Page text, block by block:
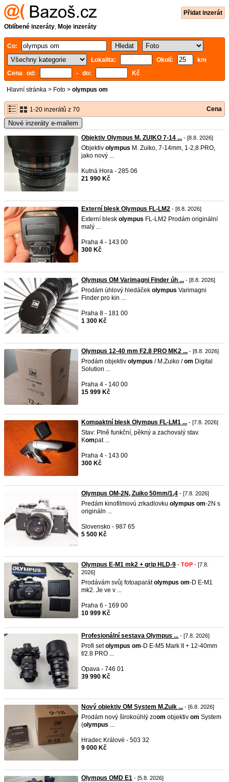
Přidat inzerát
Oblíbené inzeráty, Moje inzeráty
Co:
Lokalita:
Okolí:
km
Cena od:
- do: Kč
Hlavní stránka > Foto > olympus om
1-20 inzerátů z 70 Cena
Nové inzeráty e-mailem
Objektiv Olympus M. ZUIKO 7-14 ... - [8.8. 2026]
Objektiv olympus M. Zuiko, 7-14mm, 1-2,8 PRO,
jako nový ...
Kutná Hora - 285 06
21 990 Kč
Externí blesk Olympus FL-LM2 - [8.8. 2026]
Externí blesk olympus FL-LM2 Prodám originální
malý ...
Praha 4 - 143 00
300 Kč
Olympus OM Varimagni Finder úh ... - [8.8. 2026]
Prodám úhlový hledáček olympus Varimagni
Finder pro kin ...
Praha 8 - 181 00
1 300 Kč
Olympus 12-40 mm F2.8 PRO MK2 ... - [8.8. 2026]
Prodám objektiv olympus / M.Zuiko /om Digital
Solution ...
Praha 4 - 140 00
15 999 Kč
Kompaktní blesk Olympus FL-LM1 ... - [7.8. 2026]
Stav: Plně funkční, pěkný a zachovalý stav.
Kompat ...
Praha 4 - 143 00
300 Kč
Olympus OM-2N, Zuiko 50mm/1,4 - [7.8. 2026]
Predám kinofilmovú zrkadlovku olympus om-2N s
origináln ...
Slovensko - 987 65
5 500 Kč
Olympus E-M1 mk2 + grip HLD-9 - TOP - [7.8.
2026]
Prodávám svůj fotoaparátolympus om-D E-M1
mk2. Je ve v ...
Praha 6 - 169 00
10 999 Kč
Profesionální sestava Olympus ... - [7.8. 2026]
Profi setolympus om-D E-M5 Mark II + 12-40mm
f/2.8 PRO ...
Opava - 746 01
39 990 Kč
Nový objektiv OM System M.Zuik ... - [6.8. 2026]
Prodám nový širokoúhlý zoom objektiv om System
(olympus ...
Hradec Králové - 503 32
9 000 Kč
Olympus OMD E1 - [5.8. 2026]